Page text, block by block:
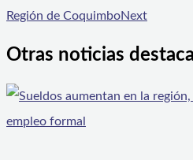
Región de CoquimboNext
Otras noticias